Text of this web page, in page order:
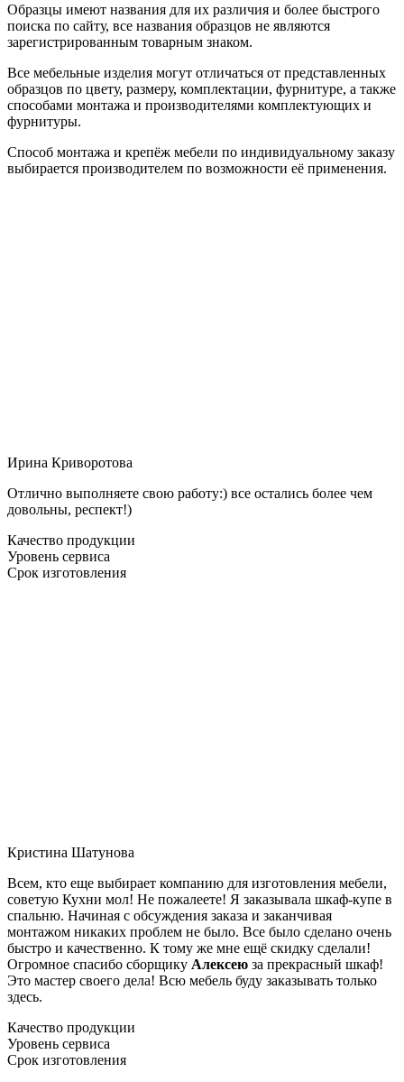
Образцы имеют названия для их различия и более быстрого
поиска по сайту, все названия образцов не являются
зарегистрированным товарным знаком.
Все мебельные изделия могут отличаться от представленных
образцов по цвету, размеру, комплектации, фурнитуре, а также
способами монтажа и производителями комплектующих и
фурнитуры.
Способ монтажа и крепёж мебели по индивидуальному заказу
выбирается производителем по возможности её применения.
Ирина Криворотова
Отлично выполняете свою работу:) все остались более чем
довольны, респект!)
Качество продукции
Уровень сервиса
Срок изготовления
Кристина Шатунова
Всем, кто еще выбирает компанию для изготовления мебели,
советую Кухни мол! Не пожалеете! Я заказывала шкаф-купе в
спальню. Начиная с обсуждения заказа и заканчивая
монтажом никаких проблем не было. Все было сделано очень
быстро и качественно. К тому же мне ещё скидку сделали!
Огромное спасибо сборщику Алексею за прекрасный шкаф!
Это мастер своего дела! Всю мебель буду заказывать только
здесь.
Качество продукции
Уровень сервиса
Срок изготовления